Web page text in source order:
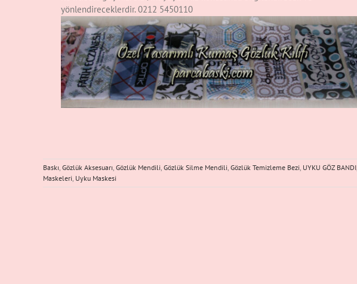
yönlendireceklerdir. 0212 5450110
Baskı Gözlük Aksesuarı Gözlük Mendili Gözlük Silme Mendili Gözlük Temizleme Bezi UYKU GÖZ BANDI
Maskeleri Uyku Maskesi